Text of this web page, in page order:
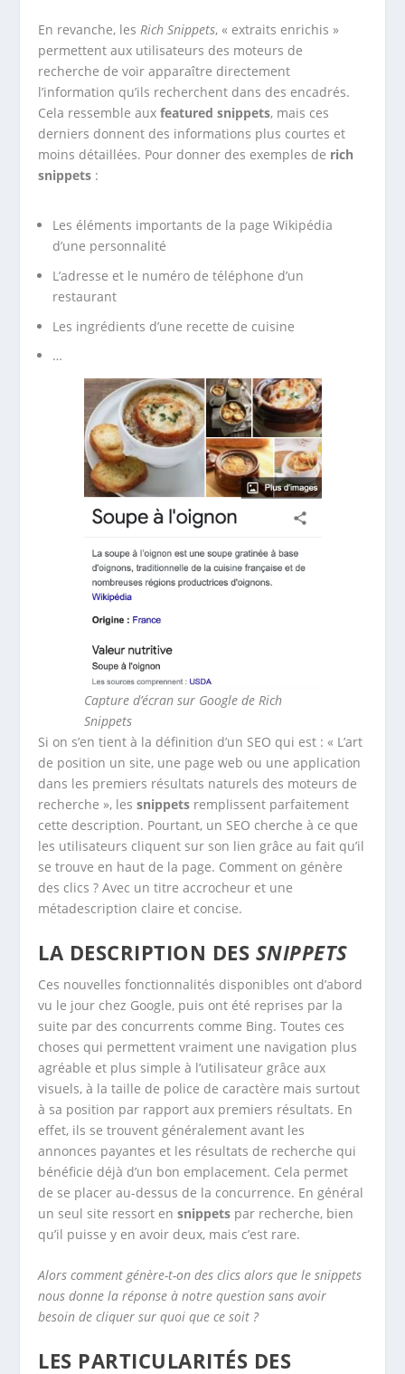
En revanche, les Rich Snippets, « extraits enrichis »
permettent aux utilisateurs des moteurs de
recherche de voir apparaître directement
l’information qu’ils recherchent dans des encadrés.
Cela ressemble auxfeatured snippets, mais ces
derniers donnent des informations plus courtes et
moins détaillées. Pour donner des exemples de rich
snippets :
Les éléments importants de la page Wikipédia
d’une personnalité
L’adresse et le numéro de téléphone d’un
restaurant
Les ingrédients d’une recette de cuisine
…
Capture d’écran sur Google de Rich
Snippets
Si on s’en tient à la définition d’un SEO qui est : « L’art
de position un site, une page web ou une application
dans les premiers résultats naturels des moteurs de
recherche », lessnippets remplissent parfaitement
cette description. Pourtant, un SEO cherche à ce que
les utilisateurs cliquent sur son lien grâce au fait qu’il
se trouve en haut de la page. Comment on génère
des clics ? Avec un titre accrocheur et une
métadescription claire et concise.
LA DESCRIPTION DES SNIPPETS
Ces nouvelles fonctionnalités disponibles ont d’abord
vu le jour chez Google, puis ont été reprises par la
suite par des concurrents comme Bing. Toutes ces
choses qui permettent vraiment une navigation plus
agréable et plus simple à l’utilisateur grâce aux
visuels, à la taille de police de caractère mais surtout
à sa position par rapport aux premiers résultats. En
effet, ils se trouvent généralement avant les
annonces payantes et les résultats de recherche qui
bénéficie déjà d’un bon emplacement. Cela permet
de se placer au-dessus de la concurrence. En général
un seul site ressort ensnippets par recherche, bien
qu’il puisse y en avoir deux, mais c’est rare.
Alors comment génère-t-on des clics alors que le snippets
nous donne la réponse à notre question sans avoir
besoin de cliquer sur quoi que ce soit ?
LES PARTICULARITÉS DES